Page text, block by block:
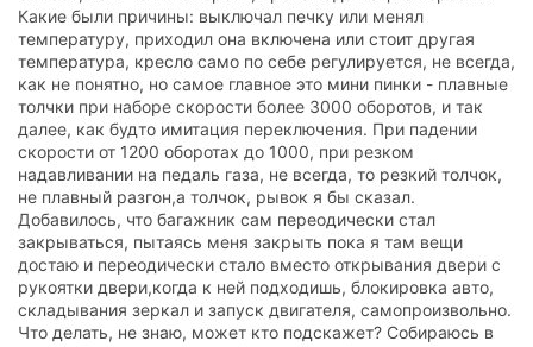
Какие были причины: выключал печку или менял
температуру, приходил она включена или стоит другая
температура, кресло само по себе регулируется, не всегда,
как не понятно, но самое главное это мини пинки - плавные
толчки при наборе скорости более 3000 оборотов, и так
далее, как будто имитация переключения. При падении
скорости от 1200 оборотах до 1000, при резком
надавливании на педаль газа, не всегда, то резкий толчок,
не плавный разгон,а толчок, рывок я бы сказал.
Добавилось, что багажник сам переодически стал
закрываться, пытаясь меня закрыть пока я там вещи
достаю и переодически стало вместо открывания двери с
рукоятки двери,когда к ней подходишь, блокировка авто,
складывания зеркал и запуск двигателя, самопроизвольно.
Что делать, не знаю, может кто подскажет? Собираюсь в